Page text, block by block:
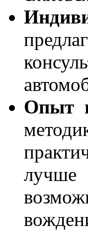
Опыт
лучше